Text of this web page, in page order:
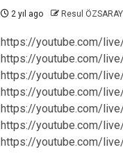
2 yıl ago Resul ÖZSARAY
https://youtube.com/
https://youtube.com/
https://youtube.com/
https://youtube.com/
https://youtube.com/
https://youtube.com/
https://youtube.com/